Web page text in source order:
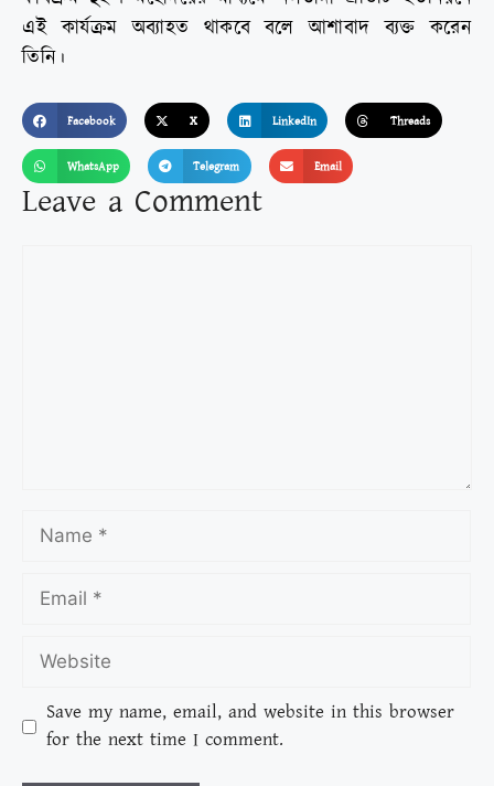
এই কার্যক্রম অব্যাহত থাকবে বলে আশাবাদ ব্যক্ত করেন
তিনি।
Facebook X LinkedIn Threads
WhatsApp Telegram Email
Leave a Comment
Save my name, email, and website in this browser
for the next time I comment.